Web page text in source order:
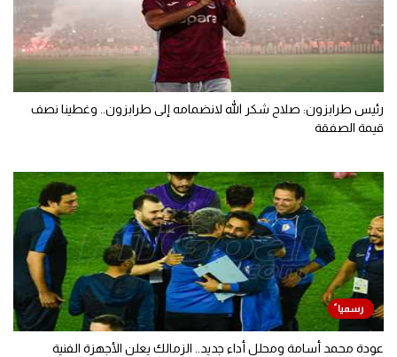
رئيس طرابزون: صلاح شكر الله لانضمامه إلى طرابزون.. وغطينا نصف
قيمة الصفقة
عودة محمد أسامة ومحلل أداء جديد.. الزمالك يعلن الأجهزة الفنية